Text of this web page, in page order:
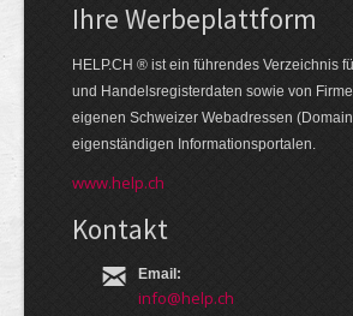
Ihre Werbe­platt­form
HELP.CH ® ist ein führendes Ver­zeich­nis
und Handels­register­daten so­wie von
eige­nen Schweizer Web­adressen
eigen­ständigen Infor­mations­por­talen.
www.help.ch
Kontakt
Email:
info@help.ch